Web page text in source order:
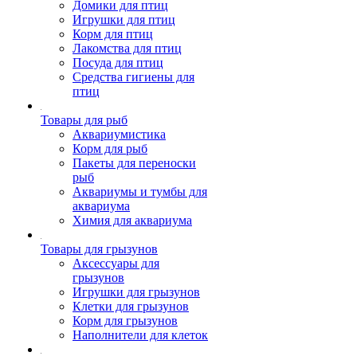
Домики для птиц
Игрушки для птиц
Корм для птиц
Лакомства для птиц
Посуда для птиц
Средства гигиены для
птиц
Товары для рыб
Аквариумистика
Корм для рыб
Пакеты для переноски
рыб
Аквариумы и тумбы для
аквариума
Химия для аквариума
Товары для грызунов
Аксессуары для
грызунов
Игрушки для грызунов
Клетки для грызунов
Корм для грызунов
Наполнители для клеток